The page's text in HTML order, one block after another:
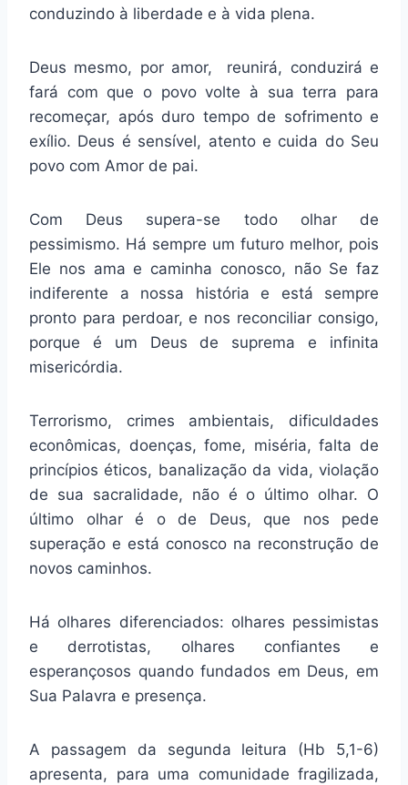
conduzindo à liberdade e à vida plena.
Deus mesmo, por amor, reunirá, conduzirá e
fará com que o povo volte à sua terra para
recomeçar, após duro tempo de sofrimento e
exílio. Deus é sensível, atento e cuida do Seu
povo com Amor de pai.
Com Deus supera-se todo olhar de
pessimismo. Há sempre um futuro melhor, pois
Ele nos ama e caminha conosco, não Se faz
indiferente a nossa história e está sempre
pronto para perdoar, e nos reconciliar consigo,
porque é um Deus de suprema e infinita
misericórdia.
Terrorismo, crimes ambientais, dificuldades
econômicas, doenças, fome, miséria, falta de
princípios éticos, banalização da vida, violação
de sua sacralidade, não é o último olhar. O
último olhar é o de Deus, que nos pede
superação e está conosco na reconstrução de
novos caminhos.
Há olhares diferenciados: olhares pessimistas
e derrotistas, olhares confiantes e
esperançosos quando fundados em Deus, em
Sua Palavra e presença.
A passagem da segunda leitura (Hb 5,1-6)
apresenta, para uma comunidade fragilizada,